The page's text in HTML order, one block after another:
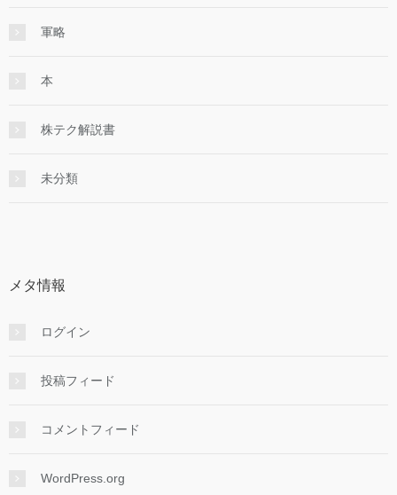
軍略
本
株テク解説書
未分類
メタ情報
ログイン
投稿フィード
コメントフィード
WordPress.org